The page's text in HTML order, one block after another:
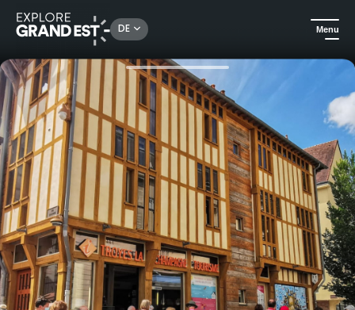
DE Menu
Sehenswertes in der Region Grand Est Geführter Rundgang - Die Befreiung von Troyes